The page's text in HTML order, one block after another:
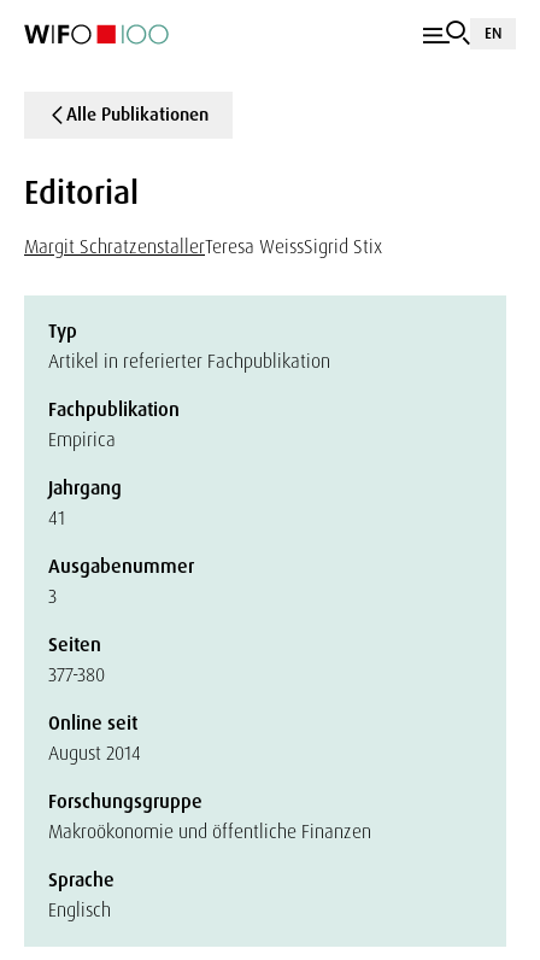
EN
Alle Publikationen
Editorial
Margit SchratzenstallerTeresa WeissSigrid Stix
Typ
Artikel in referierter Fachpublikation
Fachpublikation
Empirica
Jahrgang
41
Ausgabenummer
3
Seiten
377-380
Online seit
August 2014
Forschungsgruppe
Makroökonomie und öffentliche Finanzen
Sprache
Englisch